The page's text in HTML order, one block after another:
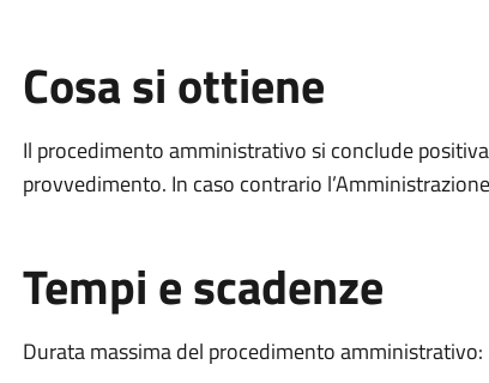
Cosa si ottiene
Il procedimento amministrativo si conclude
provvedimento. In caso contrario
Tempi e scadenze
Durata massima del procedimento